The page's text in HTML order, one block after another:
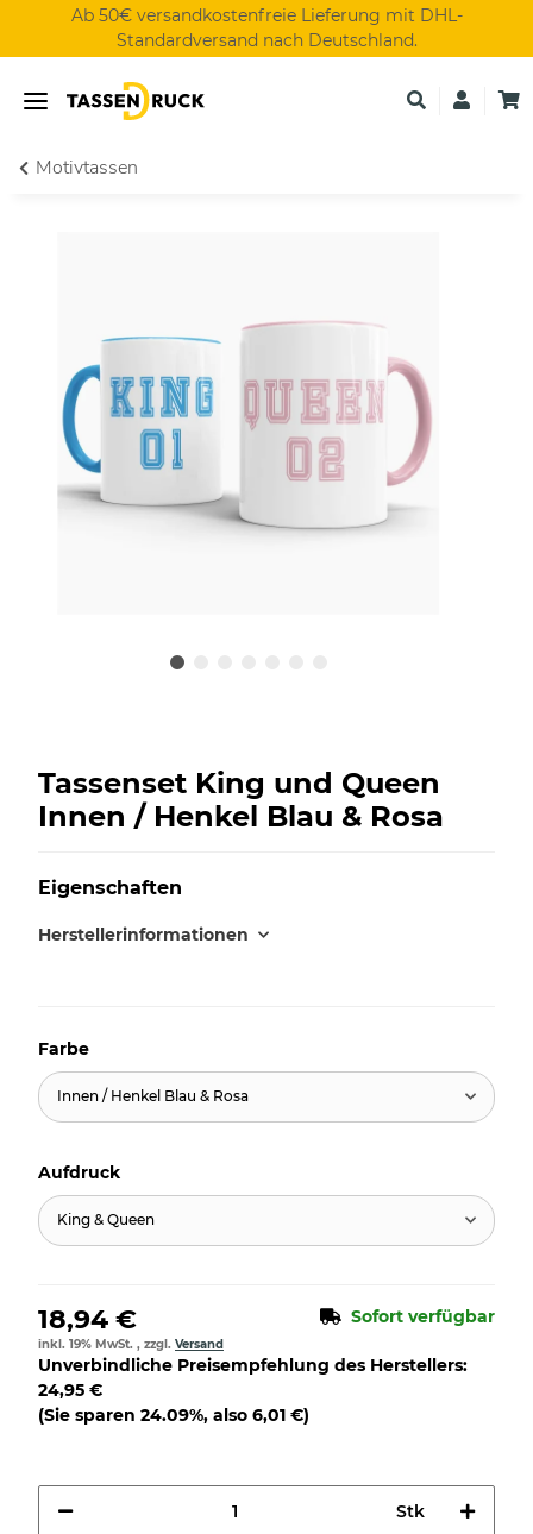
Ab 50€ versandkostenfreie Lieferung mit DHL-
Standardversand nach Deutschland.
Motivtassen
Tassenset King und Queen
Innen / Henkel Blau & Rosa
Eigenschaften
Herstellerinformationen
Farbe
Innen / Henkel Blau & Rosa
Aufdruck
King & Queen
18,94 € Sofort verfügbar
inkl. 19% MwSt. , zzgl. Versand
Unverbindliche Preisempfehlung des Herstellers:
24,95 €
(Sie sparen 24.09%, also 6,01 €)
Stk